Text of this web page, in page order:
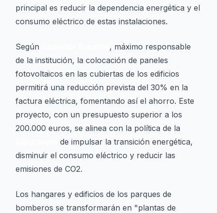
principal es reducir la dependencia energética y el
consumo eléctrico de estas instalaciones.
Según
, máximo responsable
de la institución, la colocación de paneles
fotovoltaicos en las cubiertas de los edificios
permitirá una reducción prevista del 30% en la
factura eléctrica, fomentando así el ahorro. Este
proyecto, con un presupuesto superior a los
200.000 euros, se alinea con la política de la
de impulsar la transición energética,
disminuir el consumo eléctrico y reducir las
emisiones de CO2.
Los hangares y edificios de los parques de
bomberos se transformarán en "plantas de